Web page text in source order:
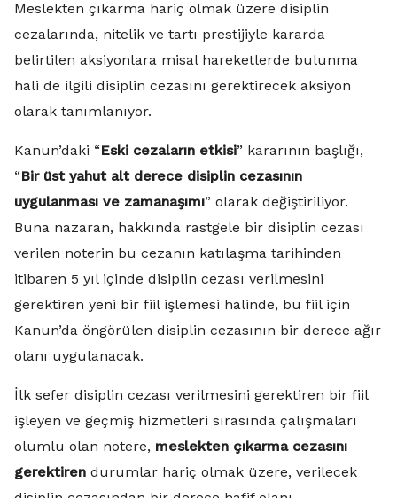
Meslekten çıkarma hariç olmak üzere disiplin
cezalarında, nitelik ve tartı prestijiyle kararda
belirtilen aksiyonlara misal hareketlerde bulunma
hali de ilgili disiplin cezasını gerektirecek aksiyon
olarak tanımlanıyor.
Kanun’daki “Eski cezaların etkisi” kararının başlığı,
“Bir üst yahut alt derece disiplin cezasının
uygulanması ve zamanaşımı” olarak değiştiriliyor.
Buna nazaran, hakkında rastgele bir disiplin cezası
verilen noterin bu cezanın katılaşma tarihinden
itibaren 5 yıl içinde disiplin cezası verilmesini
gerektiren yeni bir fiil işlemesi halinde, bu fiil için
Kanun’da öngörülen disiplin cezasının bir derece ağır
olanı uygulanacak.
İlk sefer disiplin cezası verilmesini gerektiren bir fiil
işleyen ve geçmiş hizmetleri sırasında çalışmaları
olumlu olan notere, meslekten çıkarma cezasını
gerektiren durumlar hariç olmak üzere, verilecek